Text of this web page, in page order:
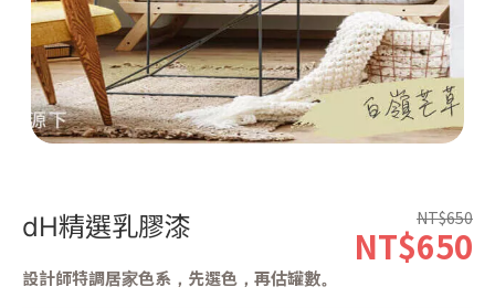
dH精選乳膠漆
設計師特調居家色系，先選色，再估罐數。
NT$650
NT$650